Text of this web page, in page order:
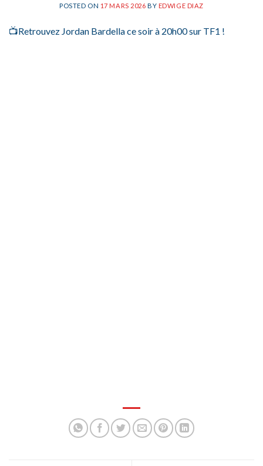
POSTED ON 17 MARS 2026 BY EDWIGE DIAZ
📺Retrouvez Jordan Bardella ce soir à 20h00 sur TF1 !